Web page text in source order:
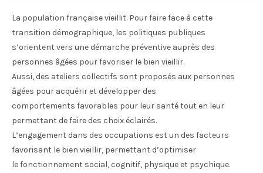
La population française vieillit. Pour faire face à cette
transition démographique, les politiques publiques
s’orientent vers une démarche préventive auprès des
personnes âgées pour favoriser le bien vieillir.
Aussi, des ateliers collectifs sont proposés aux personnes
âgées pour acquérir et développer des
comportements favorables pour leur santé tout en leur
permettant de faire des choix éclairés.
L’engagement dans des occupations est un des facteurs
favorisant le bien vieillir, permettant d’optimiser
le fonctionnement social, cognitif, physique et psychique.